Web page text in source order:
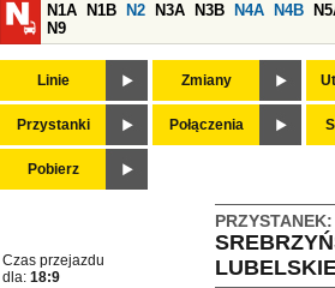
N1A
N1B N2 N3A N3B N4A N4B
N9
Linie Zmiany
Przystanki Połączenia
Pobierz
PRZYSTANEK:
Czas przejazdu
dla: 18:9